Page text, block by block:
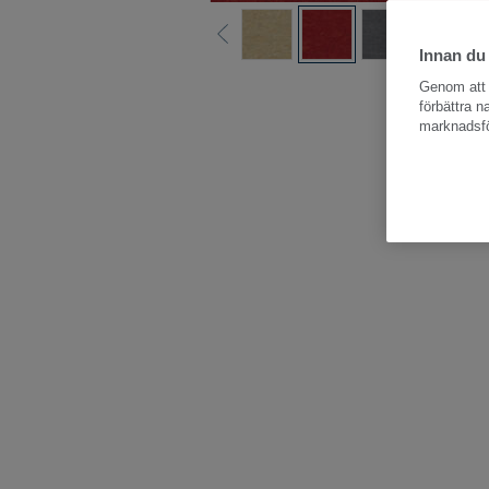
Hela
Innan
Genom
förbättra